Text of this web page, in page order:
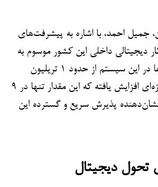
جمیل احمد، با اشاره به پیشرفت‌های
دیجیتالی داخلی این کشور موسوم به
راست گفت: حجم تراکنش‌ها در این سیستم از حدود ۱ تریلیون
روپیه در سال، اکنون به اندازه‌ای افزایش یافته که این مقدار تنها در ۹
نشان‌دهنده پذیرش سریع و گسترده این
تحول دیجیتال